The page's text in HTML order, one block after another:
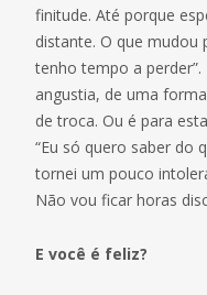
finitude. Até porque
distante. O que mudou
tenho tempo a
angustia, de uma
de troca. Ou é para
“Eu só quero saber do
tornei um pouco
Não vou ficar horas
E você é feliz?